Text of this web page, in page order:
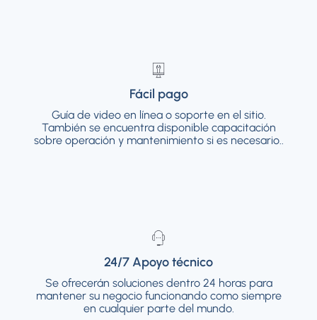
Fácil pago
Guía de video en línea o soporte en el sitio.
También se encuentra disponible capacitación
sobre operación y mantenimiento si es necesario..
Fácil pago
Guía de video en línea o soporte en el sitio.
También se encuentra disponible
capacitación sobre operación y
mantenimiento si es necesario..
24/7 Apoyo técnico
Se ofrecerán soluciones dentro 24 horas para
mantener su negocio funcionando como siempre
en cualquier parte del mundo.
24/7 Apoyo técnico
Se ofrecerán soluciones dentro 24 horas para
mantener su negocio funcionando como
siempre en cualquier parte del mundo.